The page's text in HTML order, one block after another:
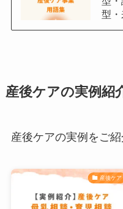
型
産後ケアの実例紹
産後ケアの実例をご紹
産後ケア